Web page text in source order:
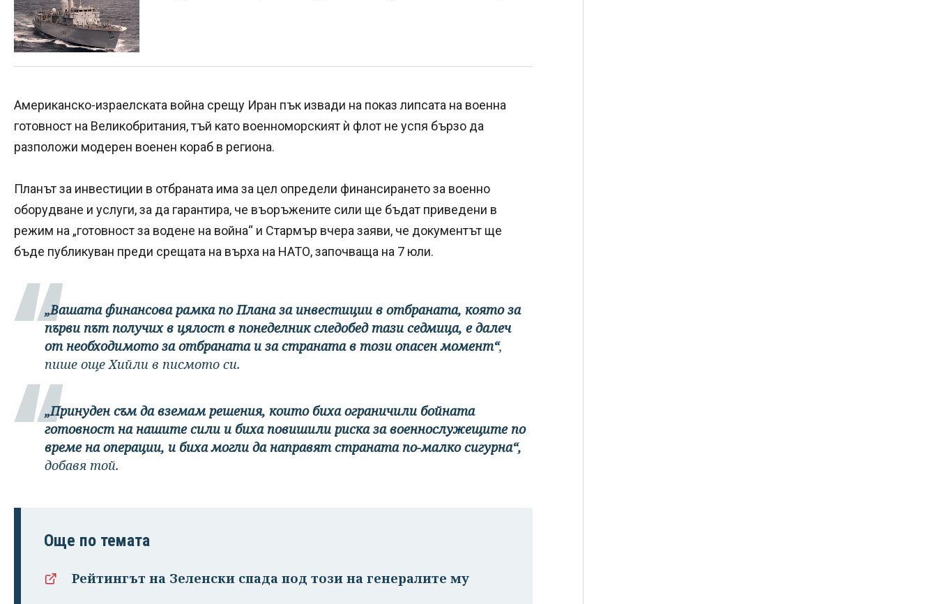
Американско-израелската война срещу Иран пък извади на показ липсата на военна
готовност на Великобритания, тъй като военноморският ѝ флот не успя бързо да
разположи модерен военен кораб в региона.
Планът за инвестиции в отбраната има за цел определи финансирането за военно
оборудване и услуги, за да гарантира, че въоръжените сили ще бъдат приведени в
режим на „готовност за водене на война“ и Стармър вчера заяви, че документът ще
бъде публикуван преди срещата на върха на НАТО, започваща на 7 юли.
„Вашата финансова рамка по Плана за инвестиции в отбраната, която за
първи път получих в цялост в понеделник следобед тази седмица, е далеч
от необходимото за отбраната и за страната в този опасен момент“,
пише още Хийли в писмото си.
„Принуден съм да вземам решения, които биха ограничили бойната
готовност на нашите сили и биха повишили риска за военнослужещите по
време на операции, и биха могли да направят страната по-малко сигурна“,
добавя той.
Още по темата
Рейтингът на Зеленски спада под този на генералите му